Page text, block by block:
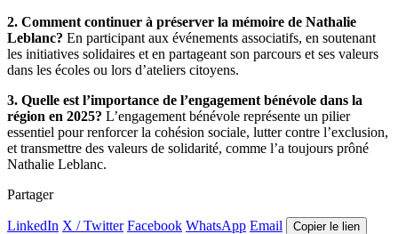
2. Comment continuer à préserver la mémoire de Nathalie
Leblanc? En participant aux événements associatifs, en soutenant
les initiatives solidaires et en partageant son parcours et ses valeurs
dans les écoles ou lors d’ateliers citoyens.
3. Quelle est l’importance de l’engagement bénévole dans la
région en 2025? L’engagement bénévole représente un pilier
essentiel pour renforcer la cohésion sociale, lutter contre l’exclusion,
et transmettre des valeurs de solidarité, comme l’a toujours prôné
Nathalie Leblanc.
Partager
LinkedIn X / Twitter Facebook WhatsApp Email Copier le lien